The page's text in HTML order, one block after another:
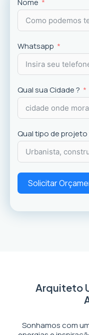
experiência
Nome
Whatsapp
Qual sua Cidade ?
Qual tipo de
Solicitar
Arquiteto
Sonhamos com